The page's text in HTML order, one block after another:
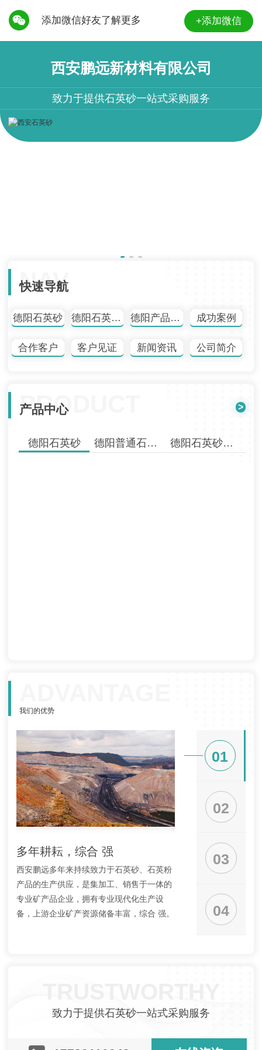
添加微信好友了解更多 +添加微信
西安鹏远新材料有限公司
致力于提供石英砂一站式采购服务
NAV
快速导航
德阳石英砂 德阳石英砂批发 德阳产品中心 成功案例
合作客户 客户见证 新闻资讯 公司简介
PRODUCT
产品中心 >
德阳石英砂 德阳普通石英砂 德阳石英砂批发
我们的优势
01
02
03
04
多年耕耘，综合 强
西安鹏远多年来持续致力于石英砂、石英粉
产品的生产供应，是集加工、销售于一体的
专业矿产品企业，拥有专业现代化生产设
备，上游企业矿产资源储备丰富，综合 强。
工艺成熟，品质
拥有专业加工技术人
出厂全流程进行严格
品质量妥协，只以纯
稳定的好产品回报客户
致力于提供石英砂一站式采购服务